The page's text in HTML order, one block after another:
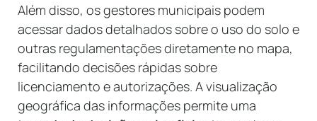
Além disso, os gestores municipais podem
acessar dados detalhados sobre o uso do solo e
outras regulamentações diretamente no mapa,
facilitando decisões rápidas sobre
licenciamento e autorizações. A visualização
geográfica das informações permite uma